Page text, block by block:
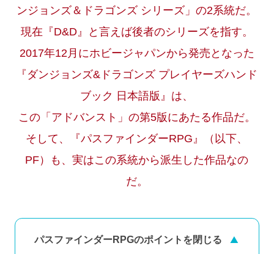
ンジョンズ＆ドラゴンズ シリーズ」の2系統だ。
現在『D&D』と言えば後者のシリーズを指す。
2017年12月にホビージャパンから発売となった
『ダンジョンズ&ドラゴンズ プレイヤーズハンド
ブック 日本語版』は、
この「アドバンスト」の第5版にあたる作品だ。
そして、『パスファインダーRPG』（以下、
PF）も、実はこの系統から派生した作品なの
だ。
パスファインダーRPGのポイントを閉じる